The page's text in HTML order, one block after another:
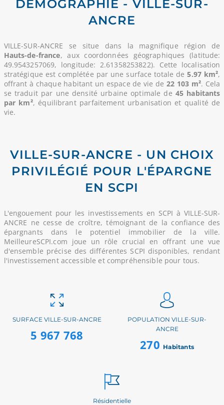
DÉMOGRAPHIE - VILLE-SUR-
ANCRE
VILLE-SUR-ANCRE se situe dans la magnifique région de
Hauts-de-france, aux coordonnées géographiques (latitude:
49.9543257069, longitude: 2.61358253822). Cette localisation
stratégique est complétée par une surface totale de5.97 km²,
offrant à chaque habitant un espace de vie de22 103 m². Cela
se traduit par une densité urbaine optimale de 45 habitants
par km², équilibrant parfaitement urbanisation et qualité de
vie.
VILLE-SUR-ANCRE - UN CHOIX
PRIVILÉGIÉ POUR L'ÉPARGNE
EN SCPI
L'engouement pour les investissements en SCPI à VILLE-SUR-
ANCRE ne cesse de croître, témoignant de la confiance des
épargnants dans le potentiel immobilier de la ville.
MeilleureSCPI.com joue un rôle crucial en offrant une vue
d'ensemble précise des différentes SCPI disponibles, rendant
l'investissement accessible et compréhensible pour tous.
SURFACE VILLE-SUR-ANCRE
5 967 768
POPULATION VILLE-SUR-
ANCRE
270 Habitants
Résidentielle